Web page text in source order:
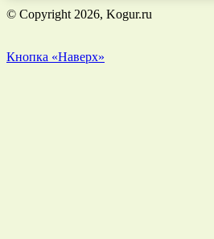
© Copyright 2026, Kogur.ru
Кнопка «Наверх»